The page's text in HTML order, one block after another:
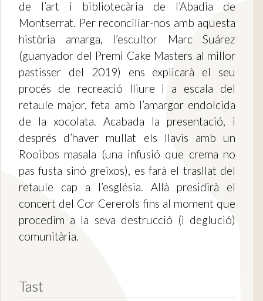
de l’art i bibliotecària de l’Abadia de
Montserrat. Per reconciliar-nos amb aquesta
història amarga, l’escultor Marc Suárez
(guanyador del Premi Cake Masters al millor
pastisser del 2019) ens explicarà el seu
procés de recreació lliure i a escala del
retaule major, feta amb l’amargor endolcida
de la xocolata. Acabada la presentació, i
després d’haver mullat els llavis amb un
Rooibos masala (una infusió que crema no
pas fusta sinó greixos), es farà el trasllat del
retaule cap a l’església. Allà presidirà el
concert del Cor Cererols fins al moment que
procedim a la seva destrucció (i deglució)
comunitària.
Tast